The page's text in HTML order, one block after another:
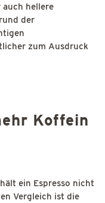
auch hellere
der
zum Ausdruck
Koffein
ein Espresso nicht
Vergleich ist die